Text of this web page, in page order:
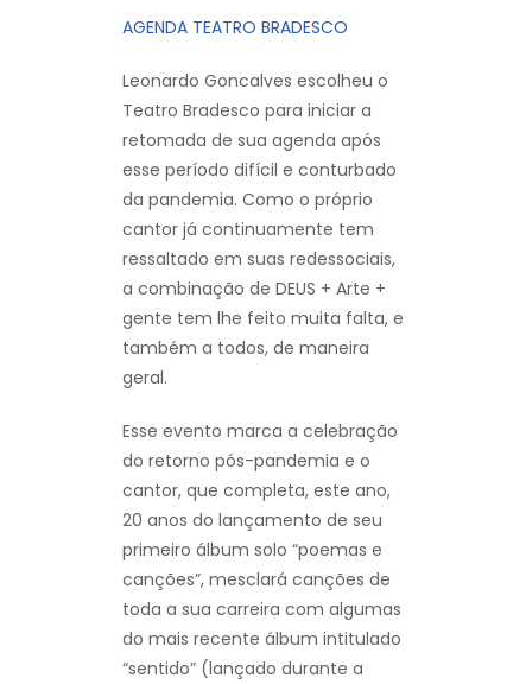
AGENDA TEATRO BRADESCO
Leonardo Goncalves escolheu o
Teatro Bradesco para iniciar a
retomada de sua agenda após
esse período difícil e conturbado
da pandemia. Como o próprio
cantor já continuamente tem
ressaltado em suas redessociais,
a combinação de DEUS + Arte +
gente tem lhe feito muita falta, e
também a todos, de maneira
geral.
Esse evento marca a celebração
do retorno pós-pandemia e o
cantor, que completa, este ano,
20 anos do lançamento de seu
primeiro álbum solo “poemas e
canções”, mesclará canções de
toda a sua carreira com algumas
do mais recente álbum intitulado
“sentido” (lançado durante a